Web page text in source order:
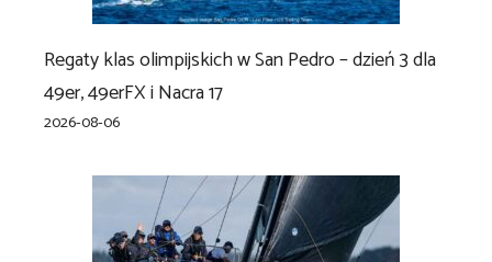
Regaty klas olimpijskich w San Pedro – dzień 3 dla
49er, 49erFX i Nacra 17
2026-08-06